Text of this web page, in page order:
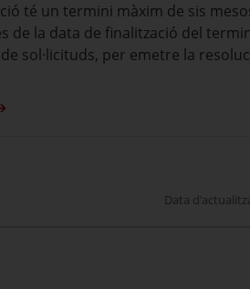
té un termini màxim de sis
de la data de finalització del
sol·licituds, per emetre la
Data